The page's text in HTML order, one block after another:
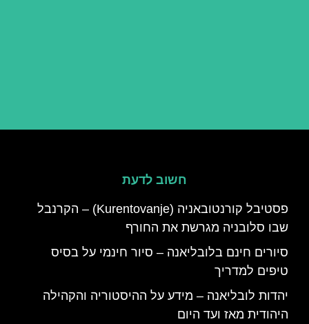
חשוב לדעת
פסטיבל קורנטובאניה (Kurentovanje) – הקרנבל
שבו סלובניה מגרשת את החורף
סיורים חינם בלובליאנה – סיור חינמי על בסיס
טיפים למדריך
יהדות לובליאנה – מידע על ההיסטוריה והקהילה
היהודית מאז ועד היום